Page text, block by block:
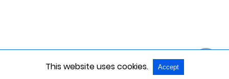
This website uses cookies. Accept